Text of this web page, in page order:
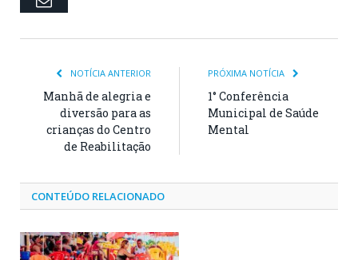
NOTÍCIA ANTERIOR
Manhã de alegria e
diversão para as
crianças do Centro
de Reabilitação
PRÓXIMA NOTÍCIA
1° Conferência
Municipal de Saúde
Mental
CONTEÚDO RELACIONADO